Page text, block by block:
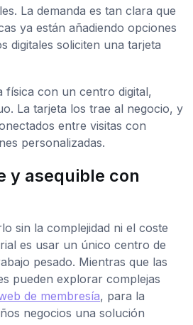
La demanda es tan clara que
ya están añadiendo opciones
digitales soliciten una tarjeta
física con un centro digital,
La tarjeta los trae al negocio, y
entre visitas con
personalizadas.
y asequible con
sin la complejidad ni el coste
es usar un único centro de
pesado. Mientras que las
pueden explorar complejas
de membresía, para la
negocios una solución